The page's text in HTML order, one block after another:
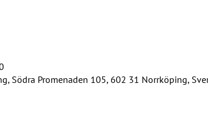
Södra Promenaden 105, 602 31 Norrköping,